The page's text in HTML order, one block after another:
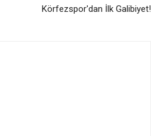
Körfezspor'dan İlk Galibiyet!